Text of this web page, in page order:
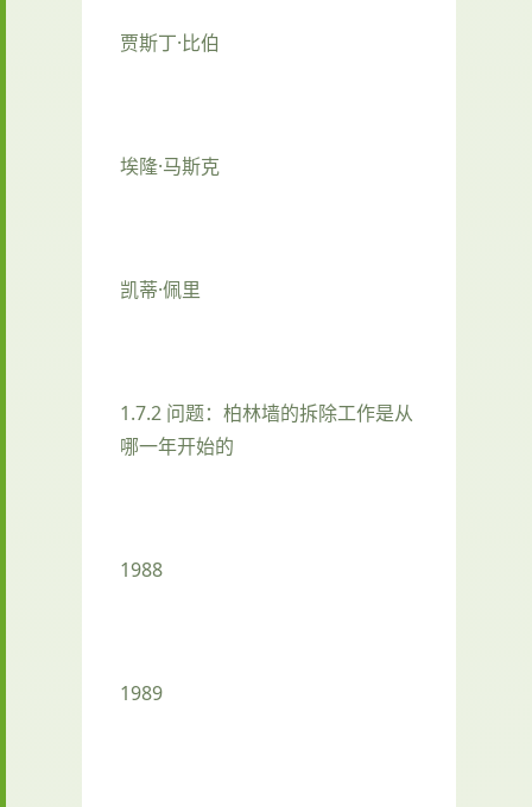
贾斯丁·比伯
埃隆·马斯克
凯蒂·佩里
1.7.2 问题：柏林墙的拆除工作是从
哪一年开始的
1988
1989